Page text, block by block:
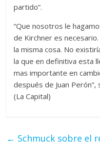
partido”.
“Que nosotros le
de Kirchner es
la misma cosa. No
la que en definitiva esta
mas importante en
después de Juan
(La Capital)
← Schmuck sobre el